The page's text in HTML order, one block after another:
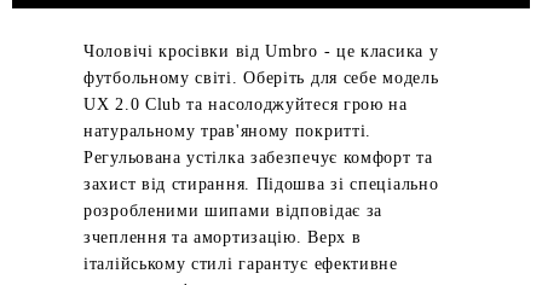
Чоловічі кросівки від Umbro - це класика у
футбольному світі. Оберіть для себе модель
UX 2.0 Club та насолоджуйтеся грою на
натуральному трав'яному покритті.
Регульована устілка забезпечує комфорт та
захист від стирання. Підошва зі спеціально
розробленими шипами відповідає за
зчеплення та амортизацію. Верх в
італійському стилі гарантує ефективне